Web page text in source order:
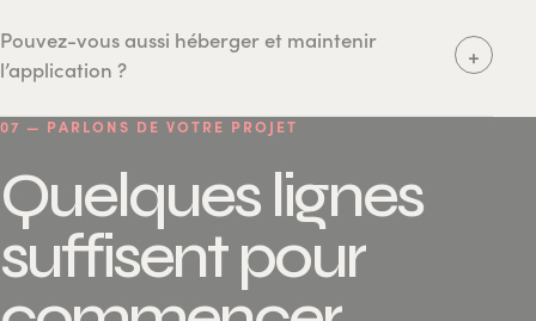
Pouvez-vous aussi héberger et maintenir
l’application ?
+
07 — PARLONS DE VOTRE PROJET
Quelques lignes
suffisent pour